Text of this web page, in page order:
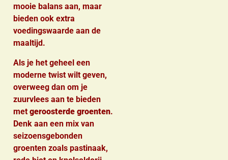
mooie balans aan, maar
bieden ook extra
voedingswaarde aan de
maaltijd.
Als je het geheel een
moderne twist wilt geven,
overweeg dan om je
zuurvlees aan te bieden
met geroosterde groenten.
Denk aan een mix van
seizoensgebonden
groenten zoals pastinaak,